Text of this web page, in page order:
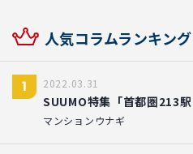
人気コラムランキング
1 2022.03.31
SUUMO特集「首都圏213
マンションウナギ